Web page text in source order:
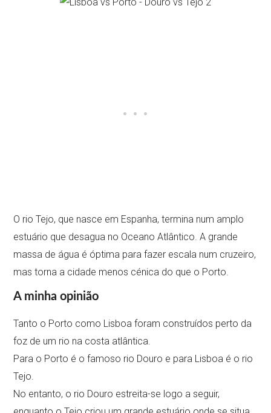
O rio Tejo, que nasce em Espanha, termina num amplo
estuário que desagua no Oceano Atlântico. A grande
massa de água é óptima para fazer escala num cruzeiro,
mas torna a cidade menos cénica do que o Porto.
A minha opinião
Tanto o Porto como Lisboa foram construídos perto da
foz de um rio na costa atlântica.
Para o Porto é o famoso rio Douro e para Lisboa é o rio
Tejo.
No entanto, o rio Douro estreita-se logo a seguir,